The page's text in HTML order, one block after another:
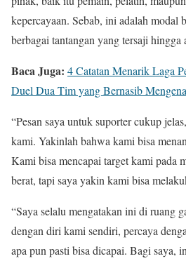
kepercayaan. Sebab, ini adalah modal
berbagai tantangan yang tersaji
Baca Juga: 4 Catatan Menarik Laga
Duel Dua Tim yang Bernasib
“Pesan saya untuk suporter cukup
kami. Yakinlah bahwa kami bisa
Kami bisa mencapai target kami pada
berat, tapi saya yakin kami bisa
“Saya selalu mengatakan ini di ruang
dengan diri kami sendiri, percaya
apa pun pasti bisa dicapai. Bagi saya,